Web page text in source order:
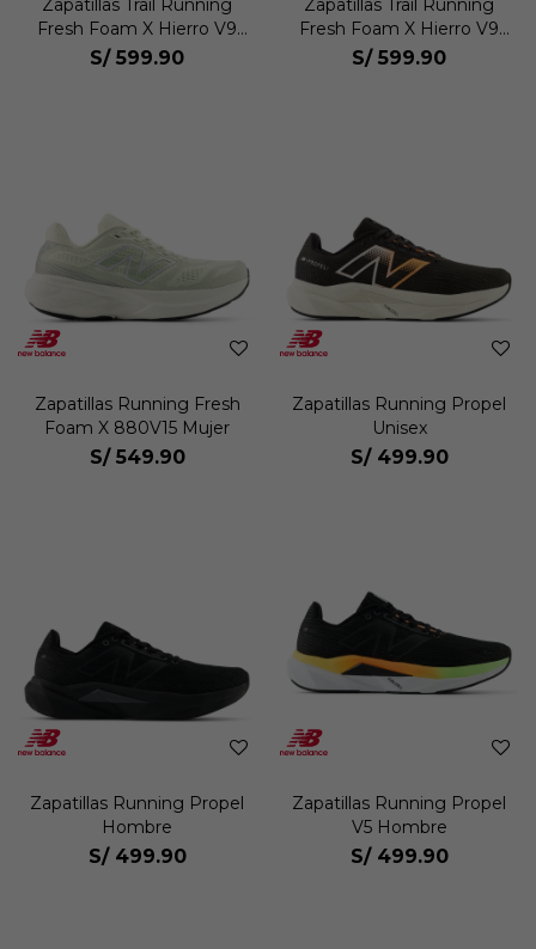
Zapatillas Trail Running
Fresh Foam X Hierro V9
Mujer
S/ 599.90
Zapatillas Trail Running
Fresh Foam X Hierro V9
Mujer
S/ 599.90
Zapatillas Running Fresh
Foam X 880V15 Mujer
S/ 549.90
Zapatillas Running Propel
Unisex
S/ 499.90
Zapatillas Running Propel
Hombre
S/ 499.90
Zapatillas Running Propel
V5 Hombre
S/ 499.90